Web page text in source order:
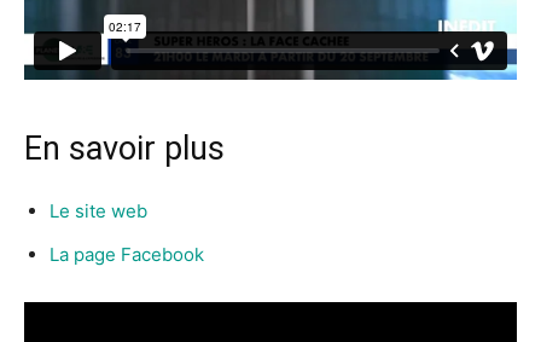
En savoir plus
Le site web
La page Facebook